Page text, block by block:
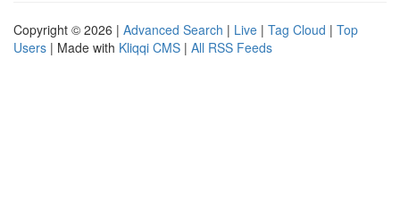
Copyright © 2026 | Advanced Search | Live | Tag Cloud | Top
Users | Made with Kliqqi CMS | All RSS Feeds